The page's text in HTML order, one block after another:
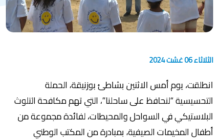
الثلاثاء 06 غشت 2024
انطلقت، يوم أمس الاثنين بشاطئ بوزنيقة، الحملة
التحسيسية “لنحافظ على ساحلنا”، التي تهم مكافحة التلوث
البلاستيكي في السواحل والمحيطات، لفائدة مجموعة من
أطفال المخيمات الصيفية، بمبادرة من المكتب الوطني